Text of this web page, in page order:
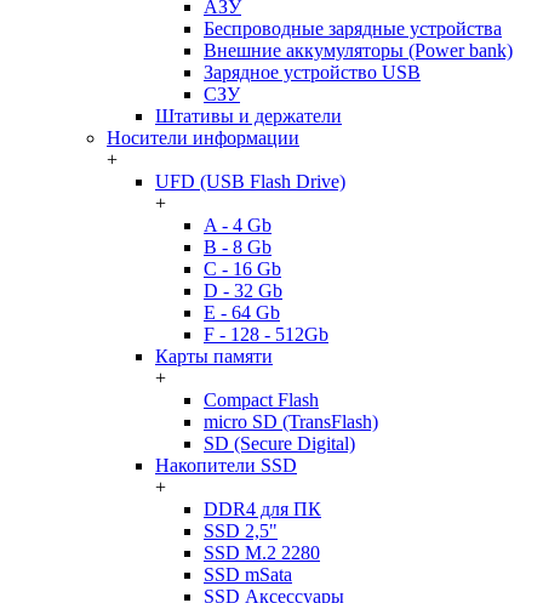
АЗУ
Беспроводные зарядные устройства
Внешние аккумуляторы (Power bank)
Зарядное устройство USB
СЗУ
Штативы и держатели
Носители информации
+
UFD (USB Flash Drive)
+
A - 4 Gb
B - 8 Gb
C - 16 Gb
D - 32 Gb
E - 64 Gb
F - 128 - 512Gb
Карты памяти
+
Compact Flash
micro SD (TransFlash)
SD (Secure Digital)
Накопители SSD
+
DDR4 для ПК
SSD 2,5"
SSD M.2 2280
SSD mSata
SSD Аксессуары